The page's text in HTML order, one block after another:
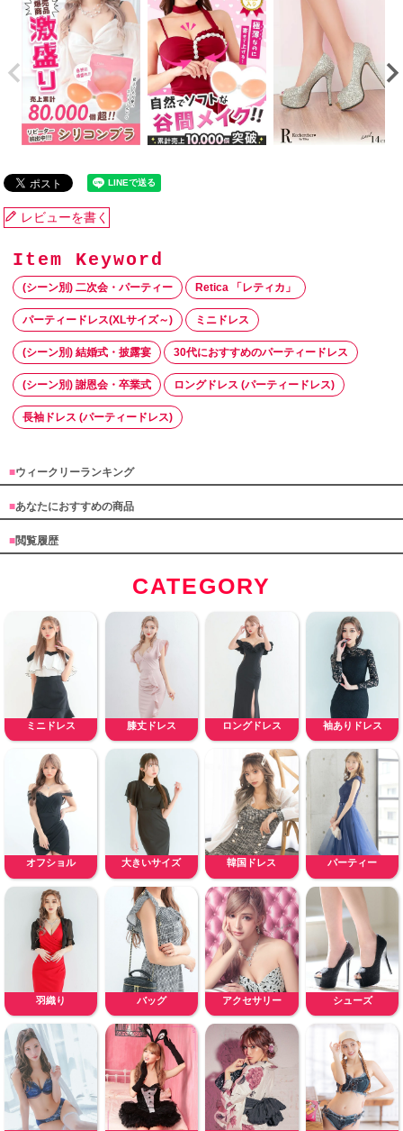
レビューを書く
(シーン別) 二次会・パーティー Retica 「レティカ」
パーティードレス(XLサイズ～) ミニドレス
(シーン別) 結婚式・披露宴 30代におすすめのパーティードレス
(シーン別) 謝恩会・卒業式 ロングドレス (パーティードレス)
長袖ドレス (パーティードレス)
■ウィークリーランキング
■あなたにおすすめの商品
■閲覧履歴
CATEGORY
ミニドレス 膝丈ドレス ロングドレス 袖ありドレス
オフショル 大きいサイズ 韓国ドレス パーティー
羽織り バッグ アクセサリー シューズ